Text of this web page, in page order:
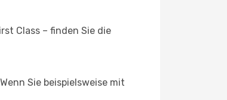
Class – finden Sie die
Sie beispielsweise mit